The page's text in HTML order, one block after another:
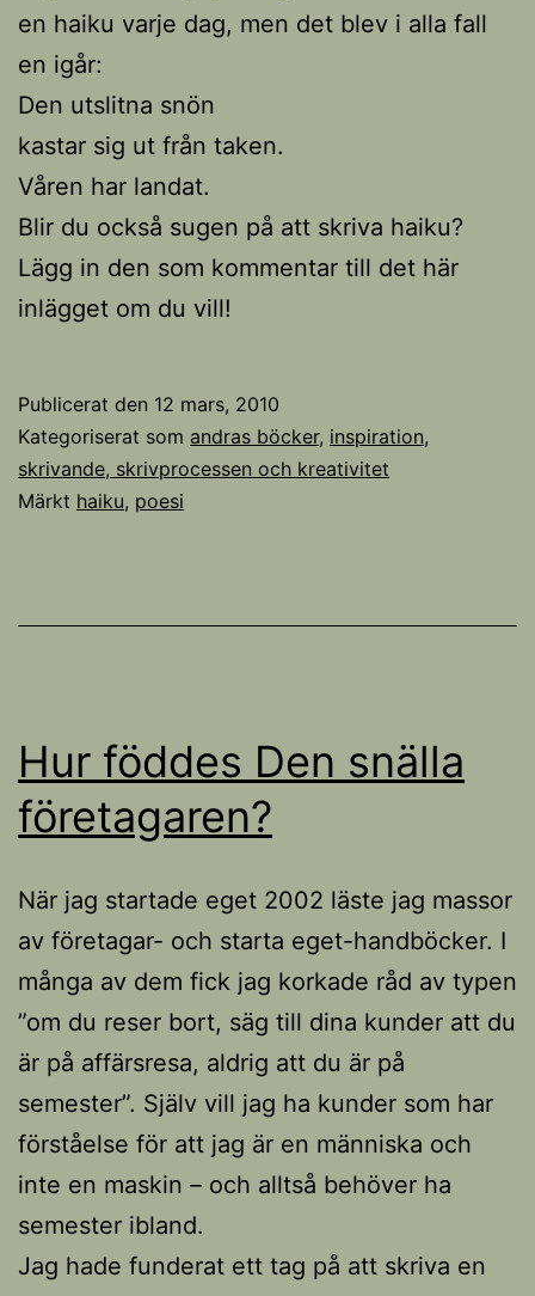
en haiku varje dag, men det blev i alla fall
en igår:
Den utslitna snön
kastar sig ut från taken.
Våren har landat.
Blir du också sugen på att skriva haiku?
Lägg in den som kommentar till det här
inlägget om du vill!
Publicerat den 12 mars, 2010
Kategoriserat som andras böcker, inspiration,
skrivande, skrivprocessen och kreativitet
Märkt haiku, poesi
Hur föddes Den snälla
företagaren?
När jag startade eget 2002 läste jag massor
av företagar- och starta eget-handböcker. I
många av dem fick jag korkade råd av typen
”om du reser bort, säg till dina kunder att du
är på affärsresa, aldrig att du är på
semester”. Själv vill jag ha kunder som har
förståelse för att jag är en människa och
inte en maskin – och alltså behöver ha
semester ibland.
Jag hade funderat ett tag på att skriva en